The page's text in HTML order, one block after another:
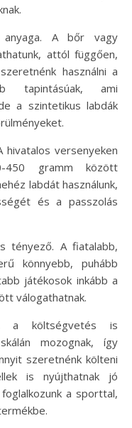
A bőr vagy
attól függően,
használni a
tapintásúak, ami
a szintetikus labdák
hivatalos versenyeken
450 gramm között
labdát használunk,
és a passzolás
tényező. A fiatalabb,
könnyebb, puhább
játékosok inkább a
válogathatnak.
a költségvetés is
mozognak, így
szeretnénk költeni
is nyújthatnak jó
a sporttal,